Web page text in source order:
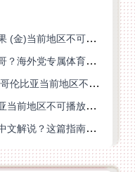
在海外看世界杯直播英格兰 vs 刚果 (金)当前地区不可播放？这篇指南帮你突破所有限制
在国外如何看世界杯巴西 vs 摩洛哥？海外党专属体育观赛指南来了
在国外看世界杯中文直播瑞士 VS 哥伦比亚当前地区不可播放？这篇指南帮你搞定
在国外看世界杯巴拿马 vs 克罗地亚当前地区不可播放？这篇指南帮你轻松解决海外体育直播难题
在国外怎么看瑞士 vs 波黑世界杯中文解说？这篇指南帮你搞定所有地区限制问题